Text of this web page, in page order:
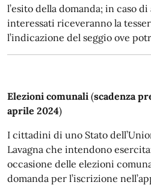
l’esito della domanda; in caso
interessati riceveranno la
l’indicazione del seggio ove
Elezioni comunali (scadenza
aprile 2024)
I cittadini di uno Stato
Lavagna che intendono
occasione delle elezioni
domanda per l’iscrizione